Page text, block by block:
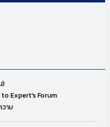
)
Expert's Forum
าม